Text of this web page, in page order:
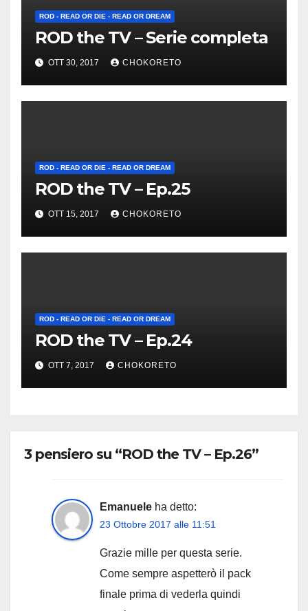
ROD - READ OR DIE - READ OR DREAM
ROD the TV – Serie completa
OTT 30, 2017 CHOKORETO
ROD - READ OR DIE - READ OR DREAM
ROD the TV – Ep.25
OTT 15, 2017 CHOKORETO
ROD - READ OR DIE - READ OR DREAM
ROD the TV – Ep.24
OTT 7, 2017 CHOKORETO
3 pensiero su “ROD the TV – Ep.26”
Emanuele ha detto:
23 Ottobre 2017 alle 11:51
Grazie mille per questa serie.
Come sempre aspetterò il pack
finale prima di vederla quindi